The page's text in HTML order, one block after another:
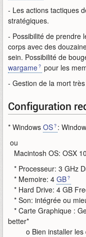
- Les actions tactiques
stratégiques.
- Possibilité de prendre
corps avec des
sein. Possibilité de
wargame
pour les
- Gestion de la mort
Configuration
* Windows OS :
ou
Macintosh OS: OSX
* Processeur: 3 GHz
* Memoire: 4 GB
* Hard Drive: 4 GB
* Son: intégrée ou
* Carte Graphique :
better*
o Bien installer les